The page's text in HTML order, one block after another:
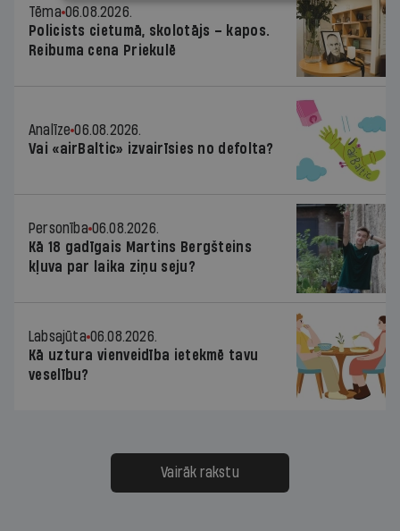
Tēma 06.08.2026.
Policists cietumā, skolotājs – kapos.
Reibuma cena Priekulē
Analīze 06.08.2026.
Vai «airBaltic» izvairīsies no defolta?
Personība 06.08.2026.
Kā 18 gadīgais Martins Bergšteins
kļuva par laika ziņu seju?
Labsajūta 06.08.2026.
Kā uztura vienveidība ietekmē tavu
veselību?
Vairāk rakstu